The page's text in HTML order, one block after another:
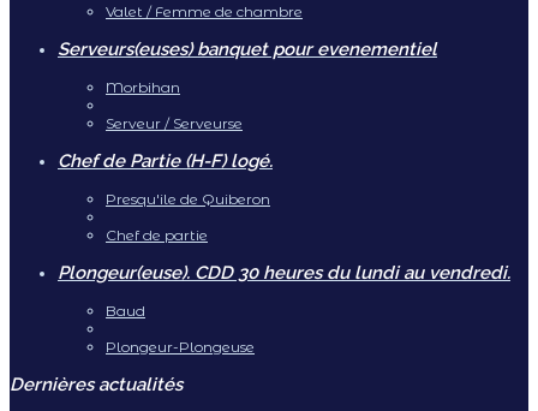
Valet / Femme de chambre
Serveurs(euses) banquet pour evenementiel
Morbihan
Serveur / Serveurse
Chef de Partie (H-F) logé.
Presqu'ile de Quiberon
Chef de partie
Plongeur(euse). CDD 30 heures du lundi au vendredi.
Baud
Plongeur-Plongeuse
Dernières actualités